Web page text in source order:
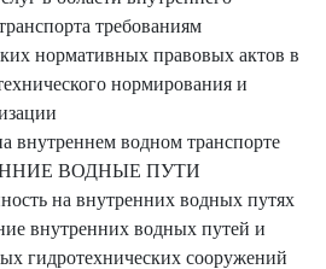
требованиям
нормативных правовых актов в
нормирования и
внутреннем водном транспорте
ВОДНЫЕ ПУТИ
на внутренних водных путях
внутренних водных путей и
гидротехнических сооружений